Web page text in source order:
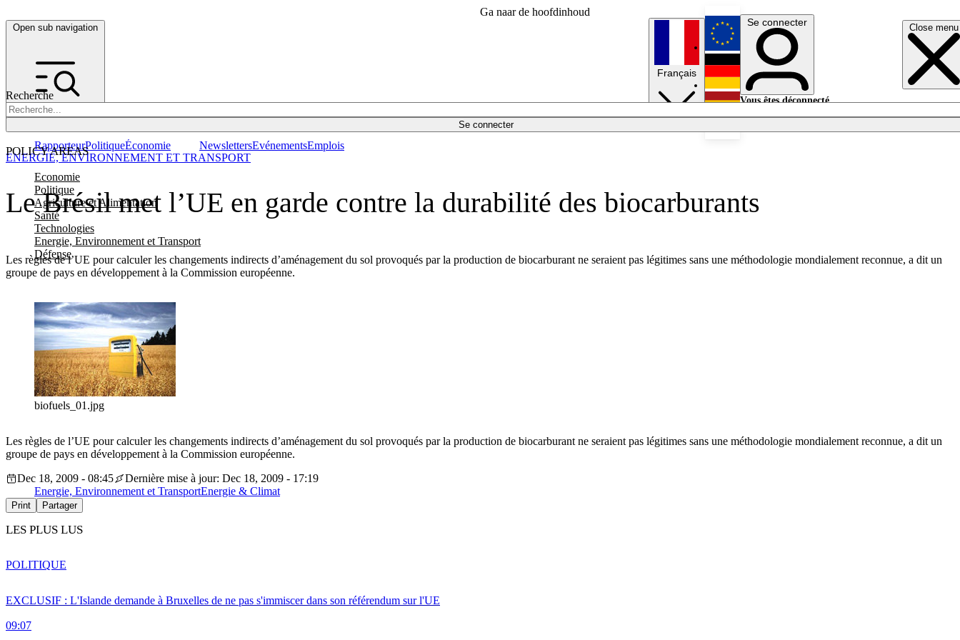
Ga naar de hoofdinhoud
Open sub navigation Close menu
Recherche
Se connecter
POLICY AREAS
Economie
Politique
Agriculture et Alimentation
Santé
Technologies
Energie, Environnement et Transport
Défense
RapporteurPolitiqueÉconomie NewslettersEvénementsEmplois
Français
English
Deutsch
Se connecter
Vous êtes déconnecté.
Le Brésil met l’UE en garde contre la durabilité des biocarburants
Les règles de l’UE pour calculer les changements indirects d’aménagement du sol provoqués par la production de biocarburant ne seraient pas légitimes sans une méthodologie mondialement reconnue, a dit un
groupe de pays en développement à la Commission européenne.
ENERGIE, ENVIRONNEMENT ET TRANSPORT
biofuels_01.jpg
Les règles de l’UE pour calculer les changements indirects d’aménagement du sol provoqués par la production de biocarburant ne seraient pas légitimes sans une méthodologie mondialement reconnue, a dit un
groupe de pays en développement à la Commission européenne.
Dec 18, 2009 - 08:45
Dernière mise à jour: Dec 18, 2009 - 17:19
Energie, Environnement et TransportEnergie & Climat
Print Partager
LES PLUS LUS
EXCLUSIF : L'Islande demande à Bruxelles de ne pas s'immiscer dans son référendum sur l'UE
09:07
POLITIQUE